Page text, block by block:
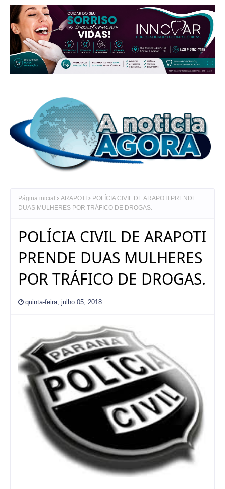
Página inicial ARAPOTI
POLÍCIA CIVIL DE ARAPOTI PRENDE
DUAS MULHERES POR TRÁFICO DE DROGAS.
POLÍCIA CIVIL DE ARAPOTI
PRENDE DUAS MULHERES
POR TRÁFICO DE DROGAS.
quinta-feira, julho 05, 2018